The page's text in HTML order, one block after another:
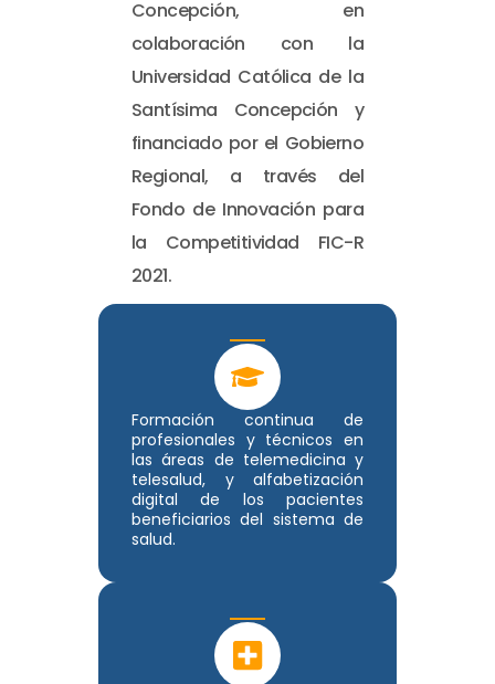
Formación continua de
profesionales y técnicos en
las áreas de telemedicina y
telesalud, y alfabetización
digital de los pacientes
beneficiarios del sistema de
salud.
Concepción, en
colaboración con la
Universidad Católica de la
Santísima Concepción y
financiado por el Gobierno
Regional, a través del
Fondo de Innovación para
la Competitividad FIC-R
2021.